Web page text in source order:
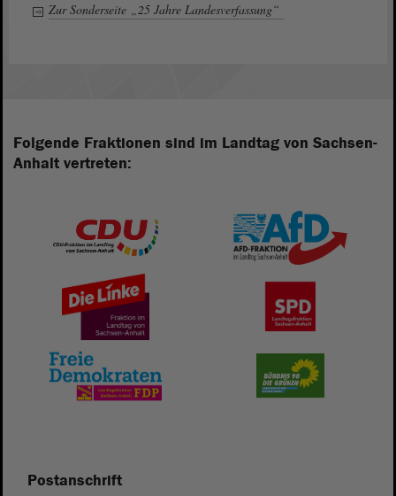
Zur Sonderseite „25 Jahre Landesverfassung“
Folgende Fraktionen sind im Landtag von Sachsen-
Anhalt vertreten:
Postanschrift